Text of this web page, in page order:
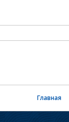
Главная